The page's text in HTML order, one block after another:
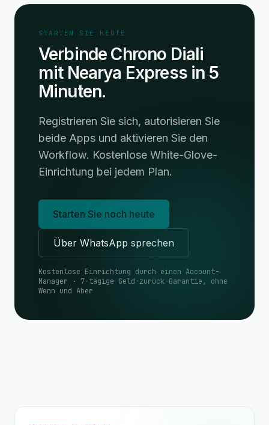
STARTEN SIE HEUTE
Verbinde Chrono Diali
mit Nearya Express in 5
Minuten.
Registrieren Sie sich, autorisieren Sie
beide Apps und aktivieren Sie den
Workflow. Kostenlose White-Glove-
Einrichtung bei jedem Plan.
Starten Sie noch heute
Über WhatsApp sprechen
Kostenlose Einrichtung durch einen Account-
Manager · 7-tägige Geld-zurück-Garantie, ohne
Wenn und Aber